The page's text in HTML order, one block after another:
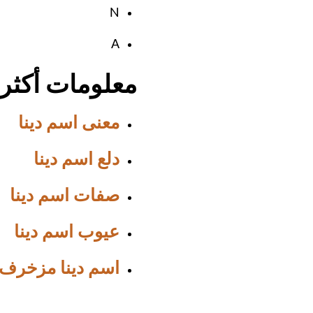
N
A
معلومات
معنى اسم دينا
دلع اسم دينا
صفات اسم دينا
عيوب اسم دينا
اسم دينا مزخرف